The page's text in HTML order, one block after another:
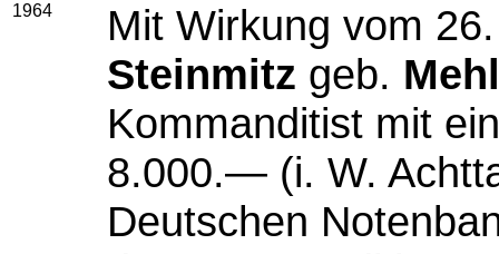
1964
Mit Wirkung vom
Steinmitz geb.
Kommanditist mit
8.000.— (i. W.
Deutschen